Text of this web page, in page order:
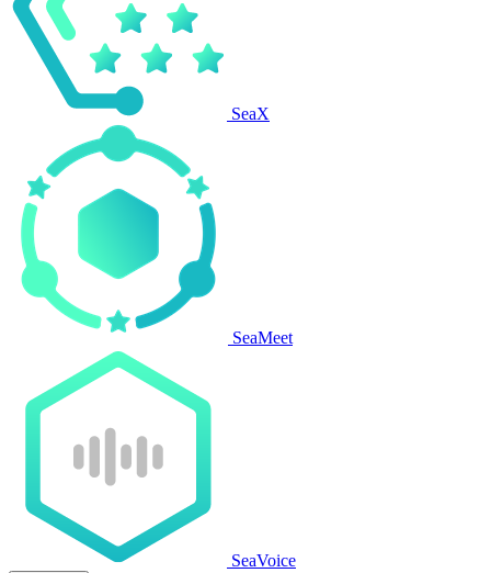
SeaX
SeaMeet
SeaVoice